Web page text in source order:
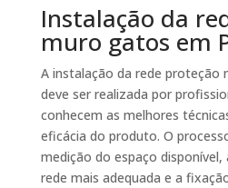
Instalação da
muro gatos em
A instalação da rede proteção
deve ser realizada por
conhecem as melhores
eficácia do produto. O
medição do espaço
rede mais adequada e a